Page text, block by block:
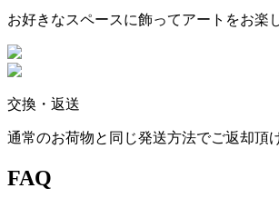
お好きなスペースに飾ってアートをお楽
交換・返送
通常のお荷物と同じ発送方法でご返却頂
FAQ